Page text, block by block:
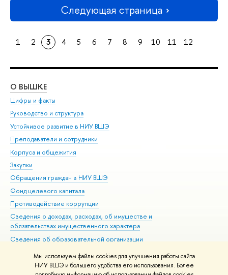
Мы используем файлы cookies для улучшения работы сайта
НИУ ВШЭ и большего удобства его использования. Более
Следующая страница
1 2 3 4 5 6 7 8 9 10 11 12
О ВЫШКЕ
Цифры и факты
Руководство и структура
Устойчивое развитие в НИУ ВШЭ
Преподаватели и сотрудники
Корпуса и общежития
Закупки
Обращения граждан в НИУ ВШЭ
Фонд целевого капитала
Противодействие коррупции
Сведения о доходах, расходах, об имуществе и
обязательствах имущественного характера
Сведения об образовательной организации
Людям с ограниченными возможностями здоровья
Единая платежная страница